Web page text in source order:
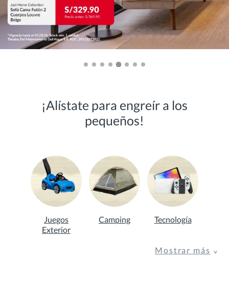
¡Alístate para engreír a los
pequeños!
Juegos
Exterior
Camping Tecnología
Mostrar más